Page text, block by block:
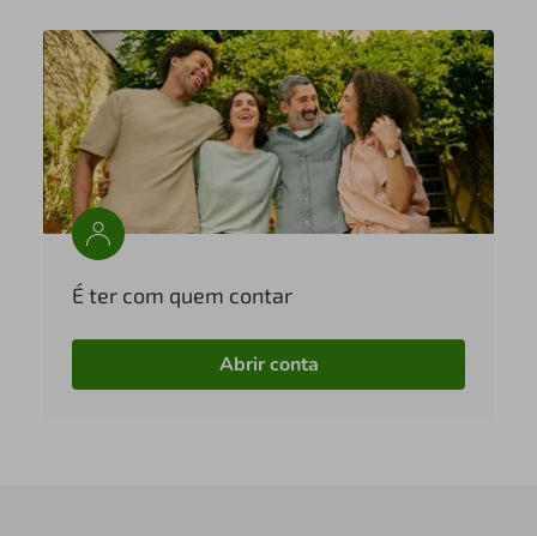
É ter com quem contar
Abrir conta